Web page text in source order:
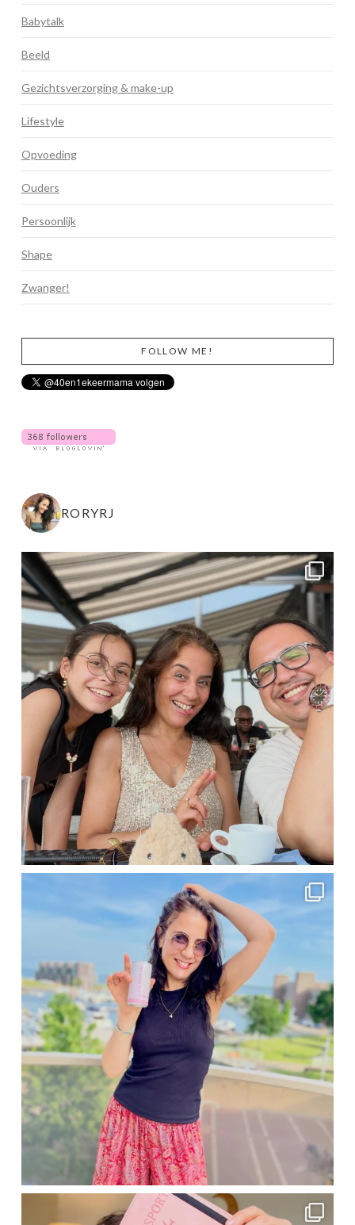
Babytalk
Beeld
Gezichtsverzorging & make-up
Lifestyle
Opvoeding
Ouders
Persoonlijk
Shape
Zwanger!
FOLLOW ME!
RORYRJ